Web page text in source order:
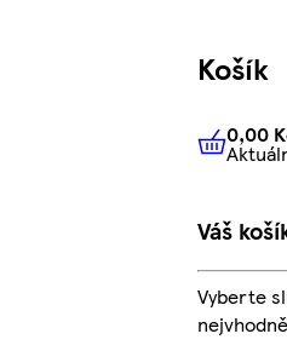
Košík
0,00
0,00
Váš
Vyberte